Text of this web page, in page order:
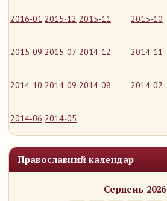
2016-01 2015-12 2015-11 2015-10
2015-09 2015-07 2014-12 2014-11
2014-10 2014-09 2014-08 2014-07
2014-06 2014-05
Православний календар
Серпень 2026